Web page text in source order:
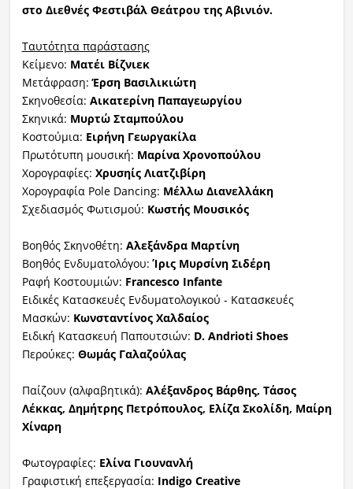
στο Διεθνές Φεστιβάλ Θεάτρου της Αβινιόν.
Ταυτότητα παράστασης
Κείμενο: Ματέι Βίζνιεκ
Μετάφραση:Έρση Βασιλικιώτη
Σκηνοθεσία: Αικατερίνη Παπαγεωργίου
Σκηνικά: Μυρτώ Σταμπούλου
Κοστούμια: Ειρήνη Γεωργακίλα
Πρωτότυπη μουσική: Μαρίνα Χρονοπούλου
Χορογραφίες: Χρυσηίς Λιατζιβίρη
Χορογραφία Pole Dancing: Μέλλω Διανελλάκη
Σχεδιασμός Φωτισμού: Κωστής Μουσικός
Βοηθός Σκηνοθέτη: Αλεξάνδρα Μαρτίνη
Βοηθός Ενδυματολόγου:Ίρις Μυρσίνη Σιδέρη
Ραφή Κοστουμιών: Francesco Infante
Ειδικές Κατασκευές Ενδυματολογικού - Κατασκευές
Μασκών: Κωνσταντίνος Χαλδαίος
Ειδική Κατασκευή Παπουτσιών: D. Andrioti Shoes
Περούκες: Θωμάς Γαλαζούλας
Παίζουν (αλφαβητικά): Αλέξανδρος Βάρθης, Τάσος
Λέκκας, Δημήτρης Πετρόπουλος, Ελίζα Σκολίδη, Mαίρη
Χίναρη
Φωτογραφίες: Ελίνα Γιουνανλή
Γραφιστική επεξεργασία: Indigo Creative